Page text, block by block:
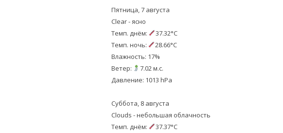
Пятница, 7 августа
Clear - ясно
Темп. днём:
37.32°C
Темп. ночь:
28.66°C
Влажность: 17%
Ветер:
7.02 м.с.
Давление: 1013 hPa
Суббота, 8 августа
Clouds - небольшая облачность
Темп. днём:
37.37°C